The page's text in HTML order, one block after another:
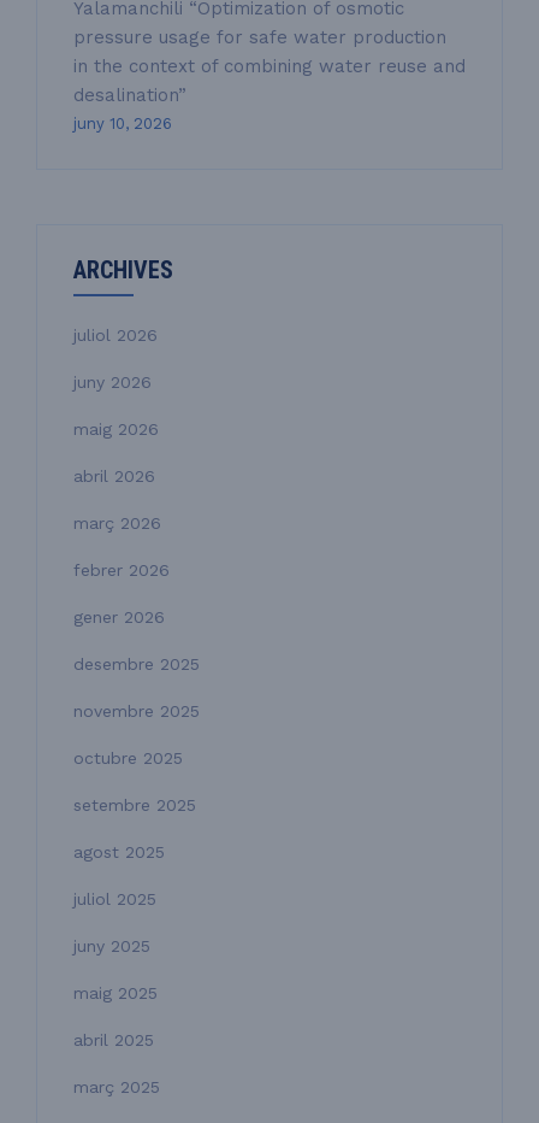
Yalamanchili “Optimization of osmotic
pressure usage for safe water production
in the context of combining water reuse and
desalination”
juny 10, 2026
ARCHIVES
juliol 2026
juny 2026
maig 2026
abril 2026
març 2026
febrer 2026
gener 2026
desembre 2025
novembre 2025
octubre 2025
setembre 2025
agost 2025
juliol 2025
juny 2025
maig 2025
abril 2025
març 2025